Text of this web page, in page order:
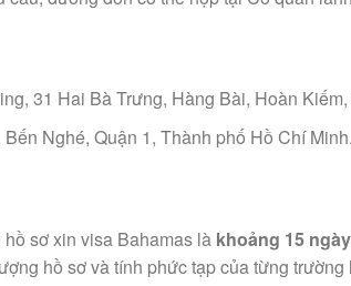
31 Hai Bà Trưng, Hàng Bài, Hoàn
Nghé, Quận 1, Thành phố Hồ Chí
sơ xin visa Bahamas là khoảng 15 ngày
hồ sơ và tính phức tạp của từng trường